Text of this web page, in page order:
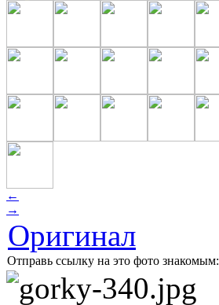
←
→
Оригинал
Отправь ссылку на это фото знакомым: